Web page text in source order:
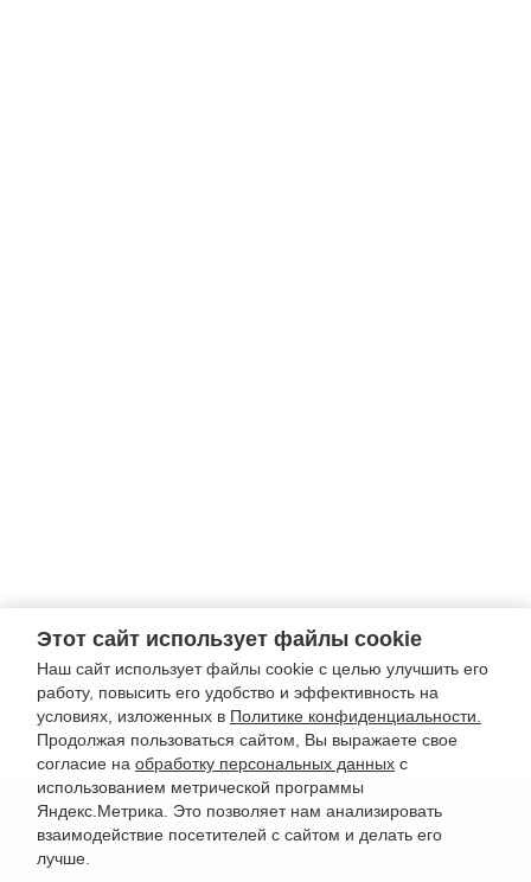
Этот сайт использует файлы cookie
Наш сайт использует файлы cookie с целью улучшить его
работу, повысить его удобство и эффективность на
условиях, изложенных в Политике конфиденциальности.
Продолжая пользоваться сайтом, Вы выражаете свое
согласие на обработку персональных данных с
использованием метрической программы
Яндекс.Метрика. Это позволяет нам анализировать
взаимодействие посетителей с сайтом и делать его
лучше.